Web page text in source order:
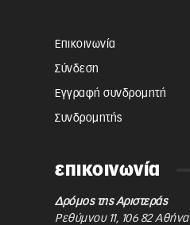
Επικοινωνία
Σύνδεση
Εγγραφή συνδρομητή
Συνδρομητής
επικοινωνία
Δρόμος της Αριστεράς
Ρεθύμνου 11, 106 82 Αθήνα